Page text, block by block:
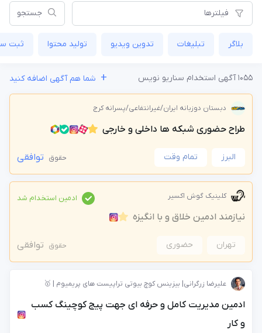
فیلترها جستجو
بلاگر تبلیغات تدوین‌ ویدیو تولید محتوا ثبت
1055 آگهی استخدام سناریو نویس + شما هم آگهی اضافه کنید
دبستان دوزبانه ایران/غیرانتفاعی/پسرانه کرج
طراح حضوری شبکه ها داخلی و خارجی
البرز تمام وقت حقوق توافقی
کلینیک گوش اکسیر ادمین استخدام شد
نیازمند ادمین خلاق و با انگیزه
تهران حضوری حقوق توافقی
علیرضا زرگرانی| بیزینس کوچ بیوتی تراپیست های پریمیوم | 🥇
ادمین مدیریت کامل و حرفه‌ ای جهت پیج کوچینگ کسب
و کار